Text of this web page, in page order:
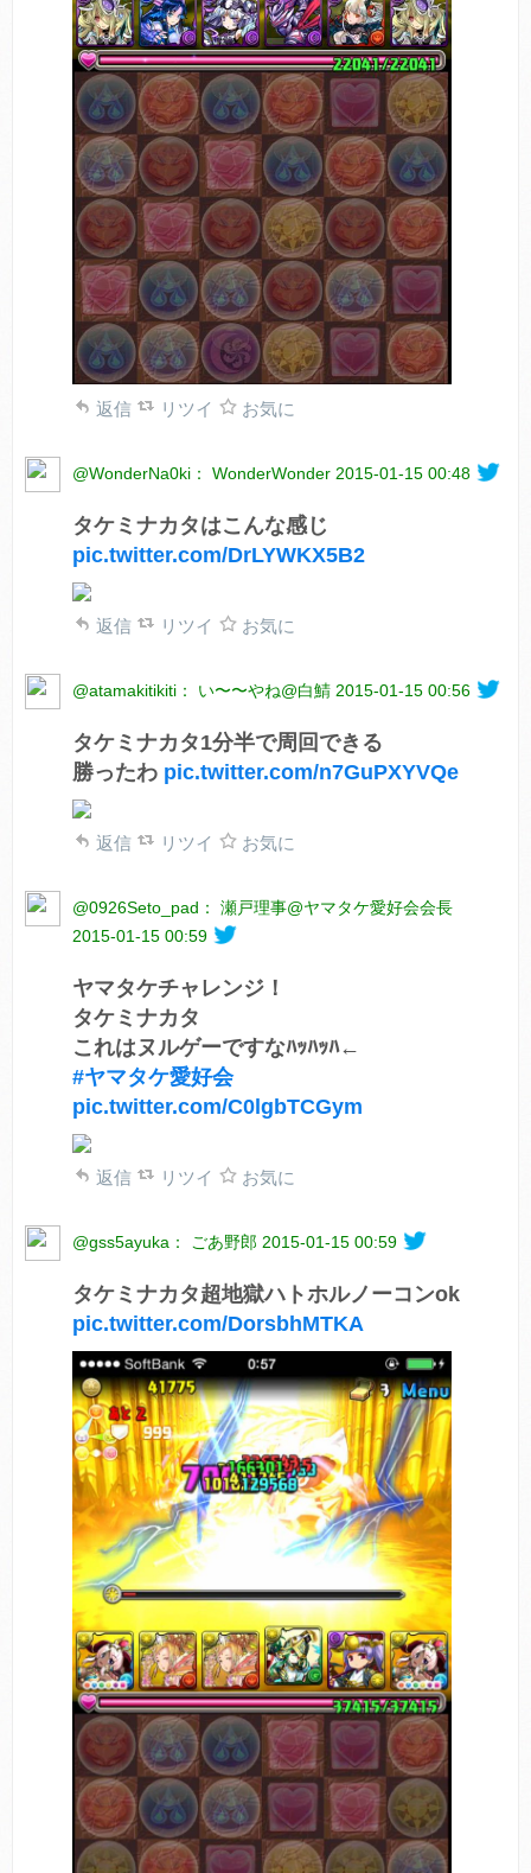
返信 リツイ お気に
@WonderNa0ki： WonderWonder 2015-01-15 00:48
タケミナカタはこんな感じ
pic.twitter.com/DrLYWKX5B2
返信 リツイ お気に
@atamakitikiti： い〜〜やね@白鯖 2015-01-15 00:56
タケミナカタ1分半で周回できる
勝ったわ pic.twitter.com/n7GuPXYVQe
返信 リツイ お気に
@0926Seto_pad： 瀬戸理事@ヤマタケ愛好会会長
2015-01-15 00:59
ヤマタケチャレンジ！
タケミナカタ
これはヌルゲーですなﾊｯﾊｯﾊ←
#ヤマタケ愛好会
pic.twitter.com/C0lgbTCGym
返信 リツイ お気に
@gss5ayuka： ごあ野郎 2015-01-15 00:59
タケミナカタ超地獄ハトホルノーコンok
pic.twitter.com/DorsbhMTKA